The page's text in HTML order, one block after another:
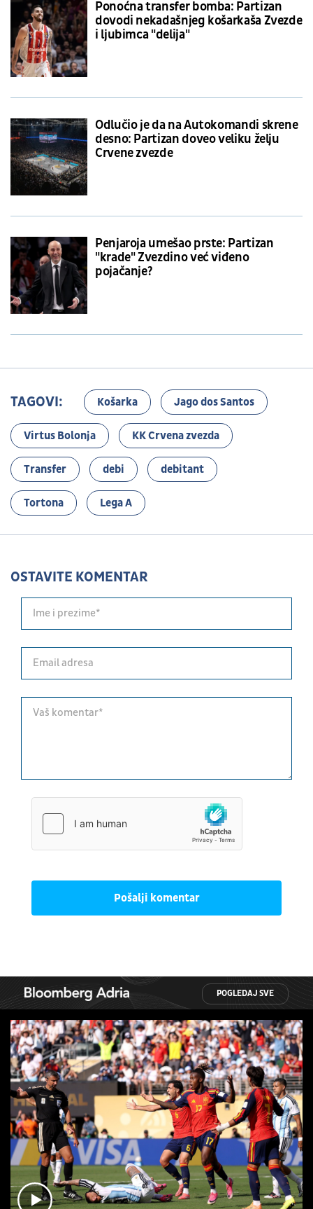
Ponoćna transfer bomba: Partizan
dovodi nekadašnjeg košarkaša Zvezde
i ljubimca "delija"
Odlučio je da na Autokomandi skrene
desno: Partizan doveo veliku želju
Crvene zvezde
Penjaroja umešao prste: Partizan
"krade" Zvezdino već viđeno
pojačanje?
TAGOVI: Košarka Jago dos Santos
Virtus Bolonja KK Crvena zvezda
Transfer debi debitant
Tortona Lega A
OSTAVITE KOMENTAR
Pošalji komentar
POGLEDAJ SVE